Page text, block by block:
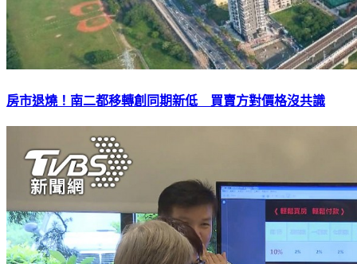
房市退燒！南二都移轉創同期新低 買賣方對價格沒共識